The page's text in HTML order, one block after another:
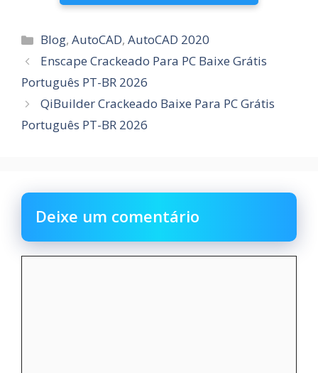
Categorias
Blog,AutoCAD,AutoCAD 2020
Enscape Crackeado Para PC Baixe Grátis
Português PT-BR 2026
QiBuilder Crackeado Baixe Para PC Grátis
Português PT-BR 2026
Deixe um comentário